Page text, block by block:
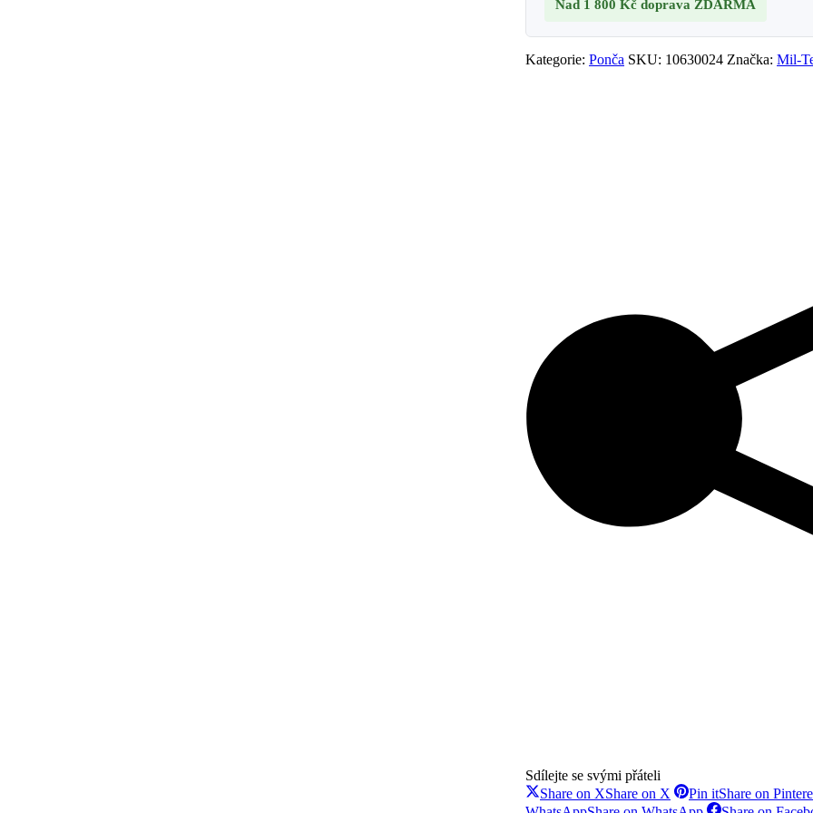
Nad 1 800 Kčdoprava ZDARMA
Kategorie:Ponča SKU: 10630024 Značka:Mil-
Sdílejte se svými přáteli
Share on XShare on X Pin itShare on